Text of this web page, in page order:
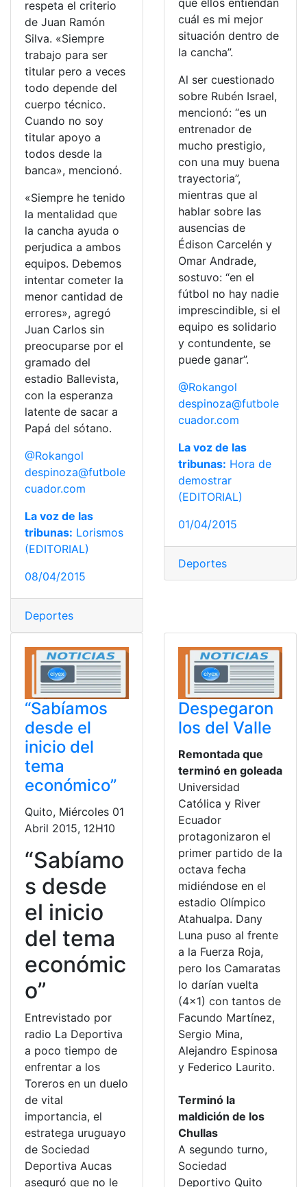
respeta el criterio
de Juan Ramón
Silva. «Siempre
trabajo para ser
titular pero a veces
todo depende del
cuerpo técnico.
Cuando no soy
titular apoyo a
todos desde la
banca», mencionó.
«Siempre he tenido
la mentalidad que
la cancha ayuda o
perjudica a ambos
equipos. Debemos
intentar cometer la
menor cantidad de
errores», agregó
Juan Carlos sin
preocuparse por el
gramado del
estadio Ballevista,
con la esperanza
latente de sacar a
Papá del sótano.
@Rokangol
despinoza@futbole
cuador.com
La voz de las
tribunas: Lorismos
(EDITORIAL)
08/04/2015
Deportes
que ellos entiendan
cuál es mi mejor
situación dentro de
la cancha”.
Al ser cuestionado
sobre Rubén Israel,
mencionó: “es un
entrenador de
mucho prestigio,
con una muy buena
trayectoria”,
mientras que al
hablar sobre las
ausencias de
Édison Carcelén y
Omar Andrade,
sostuvo: “en el
fútbol no hay nadie
imprescindible, si el
equipo es solidario
y contundente, se
puede ganar”.
@Rokangol
despinoza@futbole
cuador.com
La voz de las
tribunas: Hora de
demostrar
(EDITORIAL)
01/04/2015
Deportes
“Sabíamos
desde el
inicio del
tema
económico”
Quito, Miércoles 01
Abril 2015, 12H10
“Sabíamo
s desde
el inicio
del tema
económic
o”
Entrevistado por
radio La Deportiva
a poco tiempo de
enfrentar a los
Toreros en un duelo
de vital
importancia, el
estratega uruguayo
de Sociedad
Deportiva Aucas
aseguró que no le
Despegaron
los del Valle
Remontada que
terminó en goleada
Universidad
Católica y River
Ecuador
protagonizaron el
primer partido de la
octava fecha
midiéndose en el
estadio Olímpico
Atahualpa. Dany
Luna puso al frente
a la Fuerza Roja,
pero los Camaratas
lo darían vuelta
(4×1) con tantos de
Facundo Martínez,
Sergio Mina,
Alejandro Espinosa
y Federico Laurito.
Terminó la
maldición de los
Chullas
A segundo turno,
Sociedad
Deportivo Quito